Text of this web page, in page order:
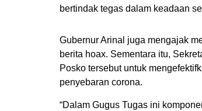
bertindak tegas dalam keadaan
Gubernur Arinal juga mengajak
berita hoax. Sementara itu,
Posko tersebut untuk
penyebaran corona.
“Dalam Gugus Tugas ini